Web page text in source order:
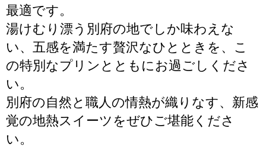
最適です。
湯けむり漂う別府の地でしか味わえな
い、五感を満たす贅沢なひとときを、こ
の特別なプリンとともにお過ごしくださ
い。
別府の自然と職人の情熱が織りなす、新感
覚の地熱スイーツをぜひご堪能くださ
い。